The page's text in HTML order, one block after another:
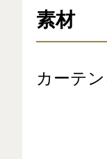
素材
カーテ